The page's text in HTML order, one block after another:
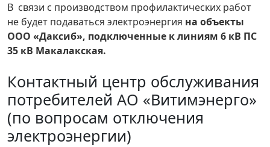
В связи с производством профилактических работ
не будет подаваться электроэнергия на объекты
ООО «Даксиб», подключенные к линиям 6 кВ ПС
35 кВ Макалакская.
Контактный центр обслуживания
потребителей АО «Витимэнерго»
(по вопросам отключения
электроэнергии)